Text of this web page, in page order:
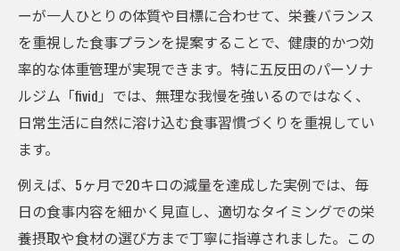
ーが一人ひとりの体質や目標に合わせて、栄養バランス
を重視した食事プランを提案することで、健康的かつ効
率的な体重管理が実現できます。特に五反田のパーソナ
ルジム「fivid」では、無理な我慢を強いるのではなく、
日常生活に自然に溶け込む食事習慣づくりを重視してい
ます。
例えば、5ヶ月で20キロの減量を達成した実例では、毎
日の食事内容を細かく見直し、適切なタイミングでの栄
養摂取や食材の選び方まで丁寧に指導されました。この